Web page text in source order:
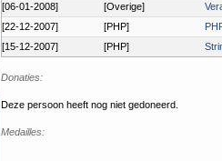
[06-01-2008]
[Overige]
[22-12-2007]
[PHP]
[15-12-2007]
[PHP]
Donaties:
Deze persoon heeft nog niet gedoneerd.
Medailles: